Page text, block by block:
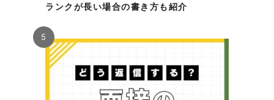
ランクが長い場合の書き方も紹介
5